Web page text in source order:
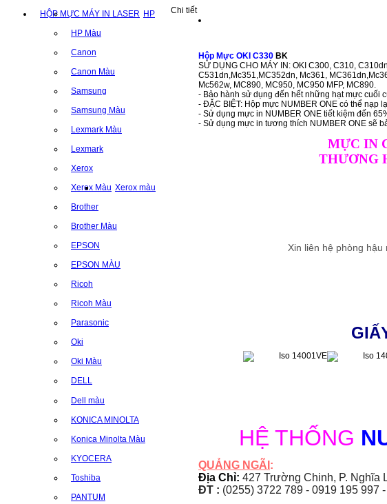
HỘP MỰC MÁY IN LASER HP
HP Màu
Canon
Canon Màu
Samsung
Samsung Màu
Lexmark Màu
Lexmark
Xerox
Xerox Màu Xerox màu
Brother
Brother Màu
EPSON
EPSON MÀU
Ricoh
Ricoh Màu
Parasonic
Oki
Oki Màu
DELL
Dell màu
KONICA MINOLTA
Konica Minolta Màu
KYOCERA
Toshiba
PANTUM
Chi tiết
Hộp Mực OKI C330 BK
SỬ DỤNG CHO MÁY IN: OKI C300, C310,
C531dn,Mc351,MC352dn, Mc361,
Mc562w, MC890, MC950, MC950 MFP, MC890.
- Bảo hành sử dụng đến hết những hạt mực cuối
- ĐẶC BIỆT: Hộp mực NUMBER ONE có thể nạp
- Sử dụng mực in NUMBER ONE tiết kiệm đến
- Sử dụng mực in tương thích NUMBER ONE sẽ
MỰC IN
THƯƠNG
Xin liên hệ phòng
HỆ THỐNG
QUẢNG NGÃI :
Địa Chỉ: 427 Trường Chinh, P. Nghĩa
ĐT : (0255) 3722 789 - 0919 195 997